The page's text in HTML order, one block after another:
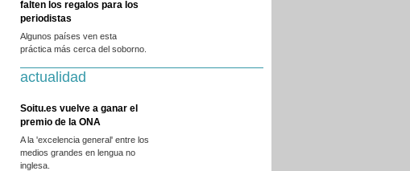
falten los regalos para los
periodistas
Algunos países ven esta
práctica más cerca del soborno.
actualidad
Soitu.es vuelve a ganar el
premio de la ONA
A la 'excelencia general' entre los
medios grandes en lengua no
inglesa.